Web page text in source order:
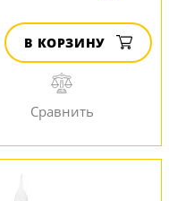
В КОРЗИНУ